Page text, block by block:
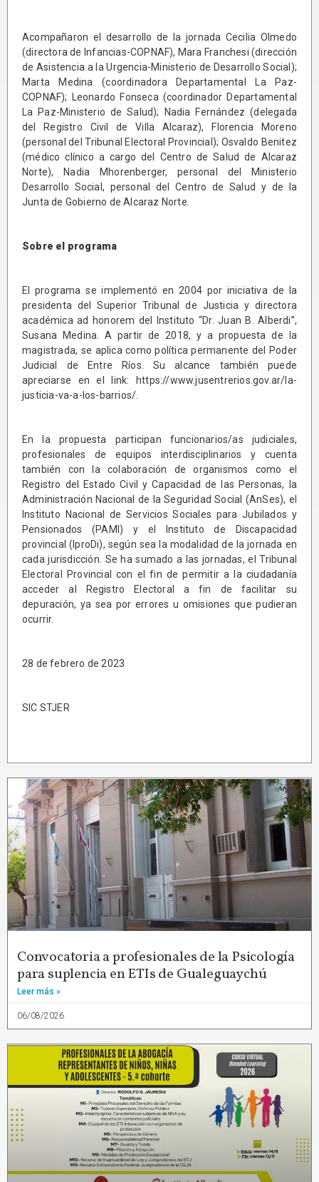
Acompañaron el desarrollo de la jornada Cecilia Olmedo
(directora de Infancias-COPNAF), Mara Franchesi (dirección
de Asistencia a la Urgencia-Ministerio de Desarrollo Social);
Marta Medina (coordinadora Departamental La Paz-
COPNAF); Leonardo Fonseca (coordinador Departamental
La Paz-Ministerio de Salud); Nadia Fernández (delegada
del Registro Civil de Villa Alcaraz), Florencia Moreno
(personal del Tribunal Electoral Provincial); Osvaldo Benitez
(médico clínico a cargo del Centro de Salud de Alcaraz
Norte), Nadia Mhorenberger, personal del Ministerio
Desarrollo Social, personal del Centro de Salud y de la
Junta de Gobierno de Alcaraz Norte.
Sobre el programa
El programa se implementó en 2004 por iniciativa de la
presidenta del Superior Tribunal de Justicia y directora
académica ad honorem del Instituto “Dr. Juan B. Alberdi”,
Susana Medina. A partir de 2018, y a propuesta de la
magistrada, se aplica como política permanente del Poder
Judicial de Entre Ríos. Su alcance también puede
apreciarse en el link: https://www.jusentrerios.gov.ar/la-
justicia-va-a-los-barrios/.
En la propuesta participan funcionarios/as judiciales,
profesionales de equipos interdisciplinarios y cuenta
también con la colaboración de organismos como el
Registro del Estado Civil y Capacidad de las Personas, la
Administración Nacional de la Seguridad Social (AnSes), el
Instituto Nacional de Servicios Sociales para Jubilados y
Pensionados (PAMI) y el Instituto de Discapacidad
provincial (IproDi), según sea la modalidad de la jornada en
cada jurisdicción. Se ha sumado a las jornadas, el Tribunal
Electoral Provincial con el fin de permitir a la ciudadanía
acceder al Registro Electoral a fin de facilitar su
depuración, ya sea por errores u omisiones que pudieran
ocurrir.
28 de febrero de 2023
SIC STJER
Convocatoria a profesionales de la Psicología
para suplencia en ETIs de Gualeguaychú
Leer más »
06/08/2026